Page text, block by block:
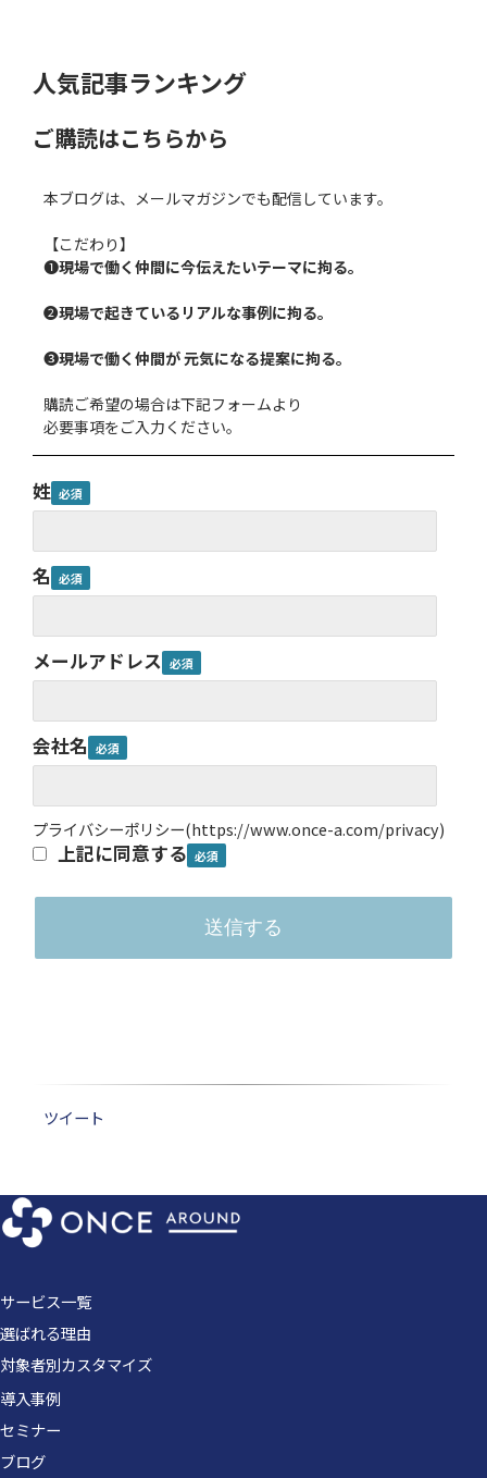
人気記事ランキング
ご購読はこちらから
本ブログは、メールマガジンでも配信しています。
【こだわり】
❶現場で働く仲間に今伝えたいテーマに拘る。
❷現場で起きているリアルな事例に拘る。
❸現場で働く仲間が 元気になる提案に拘る。
購読ご希望の場合は下記フォームより
必要事項をご入力ください。
姓
名
メールアドレス
会社名
プライバシーポリシー(https://www.once-a.com/privacy)
上記に同意する
ツイート
サービス一覧
選ばれる理由
対象者別カスタマイズ
導入事例
セミナー
ブログ